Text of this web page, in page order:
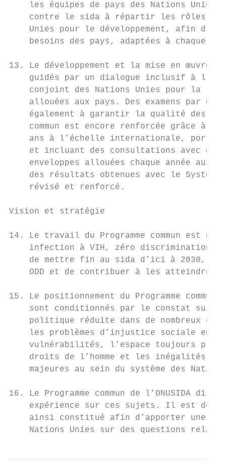
les équipes de pays des Nations Unies
contre le sida à répartir les rôles
Unies pour le développement, afin
besoins des pays, adaptées à chaque
13. Le développement et la mise en œuvre
guidés par un dialogue inclusif à
conjoint des Nations Unies pour la
allouées aux pays. Des examens par
également à garantir la qualité des
commun est encore renforcée grâce à
ans à l’échelle internationale,
et incluant des consultations avec de
enveloppes allouées chaque année aux
des résultats obtenues avec le
    révisé et renforcé.
Vision et stratégie
14. Le travail du Programme commun est
infection à VIH, zéro discrimination
de mettre fin au sida d’ici à 2030,
    ODD et de contribuer à les atteindre.
15. Le positionnement du Programme
sont conditionnés par le constat
politique réduite dans de nombreux
les problèmes d’injustice sociale en
vulnérabilités, l’espace toujours
droits de l’homme et les inégalités
majeures au sein du système des
16. Le Programme commun de l’ONUSIDA
expérience sur ces sujets. Il est
ainsi constitué afin d’apporter une
Nations Unies sur des questions